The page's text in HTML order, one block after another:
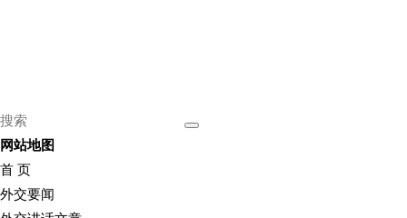
网站地图
首 页
外交要闻